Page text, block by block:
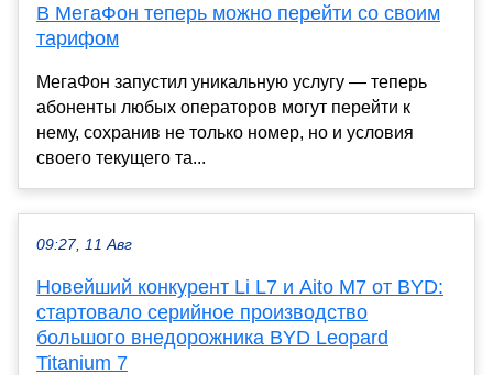
В МегаФон теперь можно перейти со своим
тарифом
МегаФон запустил уникальную услугу — теперь
абоненты любых операторов могут перейти к
нему, сохранив не только номер, но и условия
своего текущего та...
09:27, 11 Авг
Новейший конкурент Li L7 и Aito M7 от BYD:
стартовало серийное производство
большого внедорожника BYD Leopard
Titanium 7